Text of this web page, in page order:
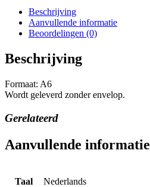
Beschrijving
Aanvullende informatie
Beoordelingen (0)
Beschrijving
Formaat: A6
Wordt geleverd zonder envelop.
Gerelateerd
Aanvullende informatie
Taal Nederlands